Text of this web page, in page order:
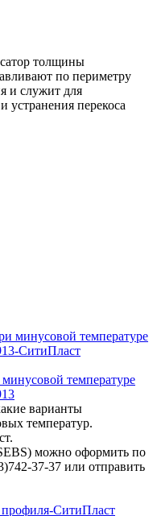
толщины
по периметру
и служит для
перекоса
температуре
варианты
температур.
можно оформить по
37-37 или отправить